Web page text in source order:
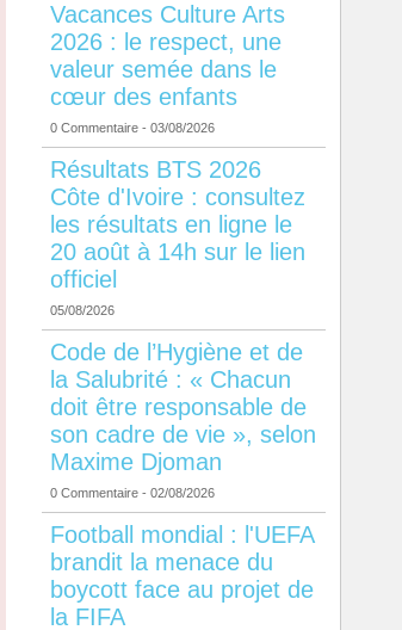
Vacances Culture Arts
2026 : le respect, une
valeur semée dans le
cœur des enfants
0 Commentaire - 03/08/2026
Résultats BTS 2026
Côte d'Ivoire : consultez
les résultats en ligne le
20 août à 14h sur le lien
officiel
05/08/2026
Code de l’Hygiène et de
la Salubrité : « Chacun
doit être responsable de
son cadre de vie », selon
Maxime Djoman
0 Commentaire - 02/08/2026
Football mondial : l'UEFA
brandit la menace du
boycott face au projet de
la FIFA